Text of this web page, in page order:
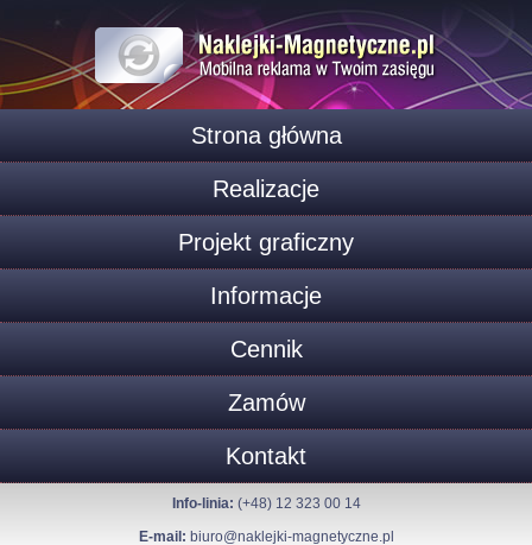
Strona główna
Realizacje
Projekt graficzny
Informacje
Cennik
Zamów
Kontakt
Info-linia: (+48) 12 323 00 14
E-mail: biuro@naklejki-magnetyczne.pl